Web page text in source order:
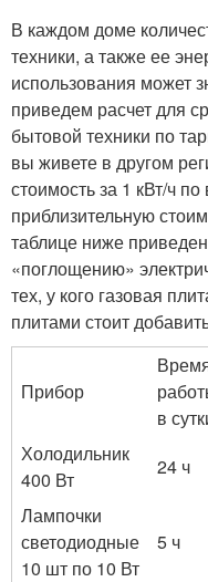
В каждом доме
техники, а также ее
использования может
приведем расчет для
бытовой техники по
вы живете в другом
стоимость за 1 кВт/ч
приблизительную
таблице ниже
«поглощению»
тех, у кого газовая
плитами стоит
Прибор
в
Холодильник
400 Вт
24 ч
Лампочки
светодиодные
10 шт по 10 Вт
5 ч